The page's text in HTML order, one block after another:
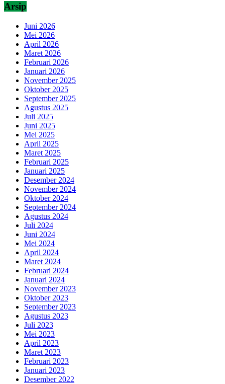
Arsip
Juni 2026
Mei 2026
April 2026
Maret 2026
Februari 2026
Januari 2026
November 2025
Oktober 2025
September 2025
Agustus 2025
Juli 2025
Juni 2025
Mei 2025
April 2025
Maret 2025
Februari 2025
Januari 2025
Desember 2024
November 2024
Oktober 2024
September 2024
Agustus 2024
Juli 2024
Juni 2024
Mei 2024
April 2024
Maret 2024
Februari 2024
Januari 2024
November 2023
Oktober 2023
September 2023
Agustus 2023
Juli 2023
Mei 2023
April 2023
Maret 2023
Februari 2023
Januari 2023
Desember 2022